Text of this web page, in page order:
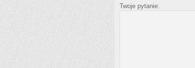
Twoje pytanie: